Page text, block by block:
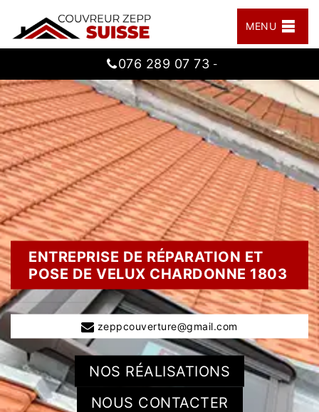
MENU
076 289 07 73 -
ENTREPRISE DE RÉPARATION ET
POSE DE VELUX CHARDONNE 1803
zeppcouverture@gmail.com
NOS RÉALISATIONS
NOUS CONTACTER